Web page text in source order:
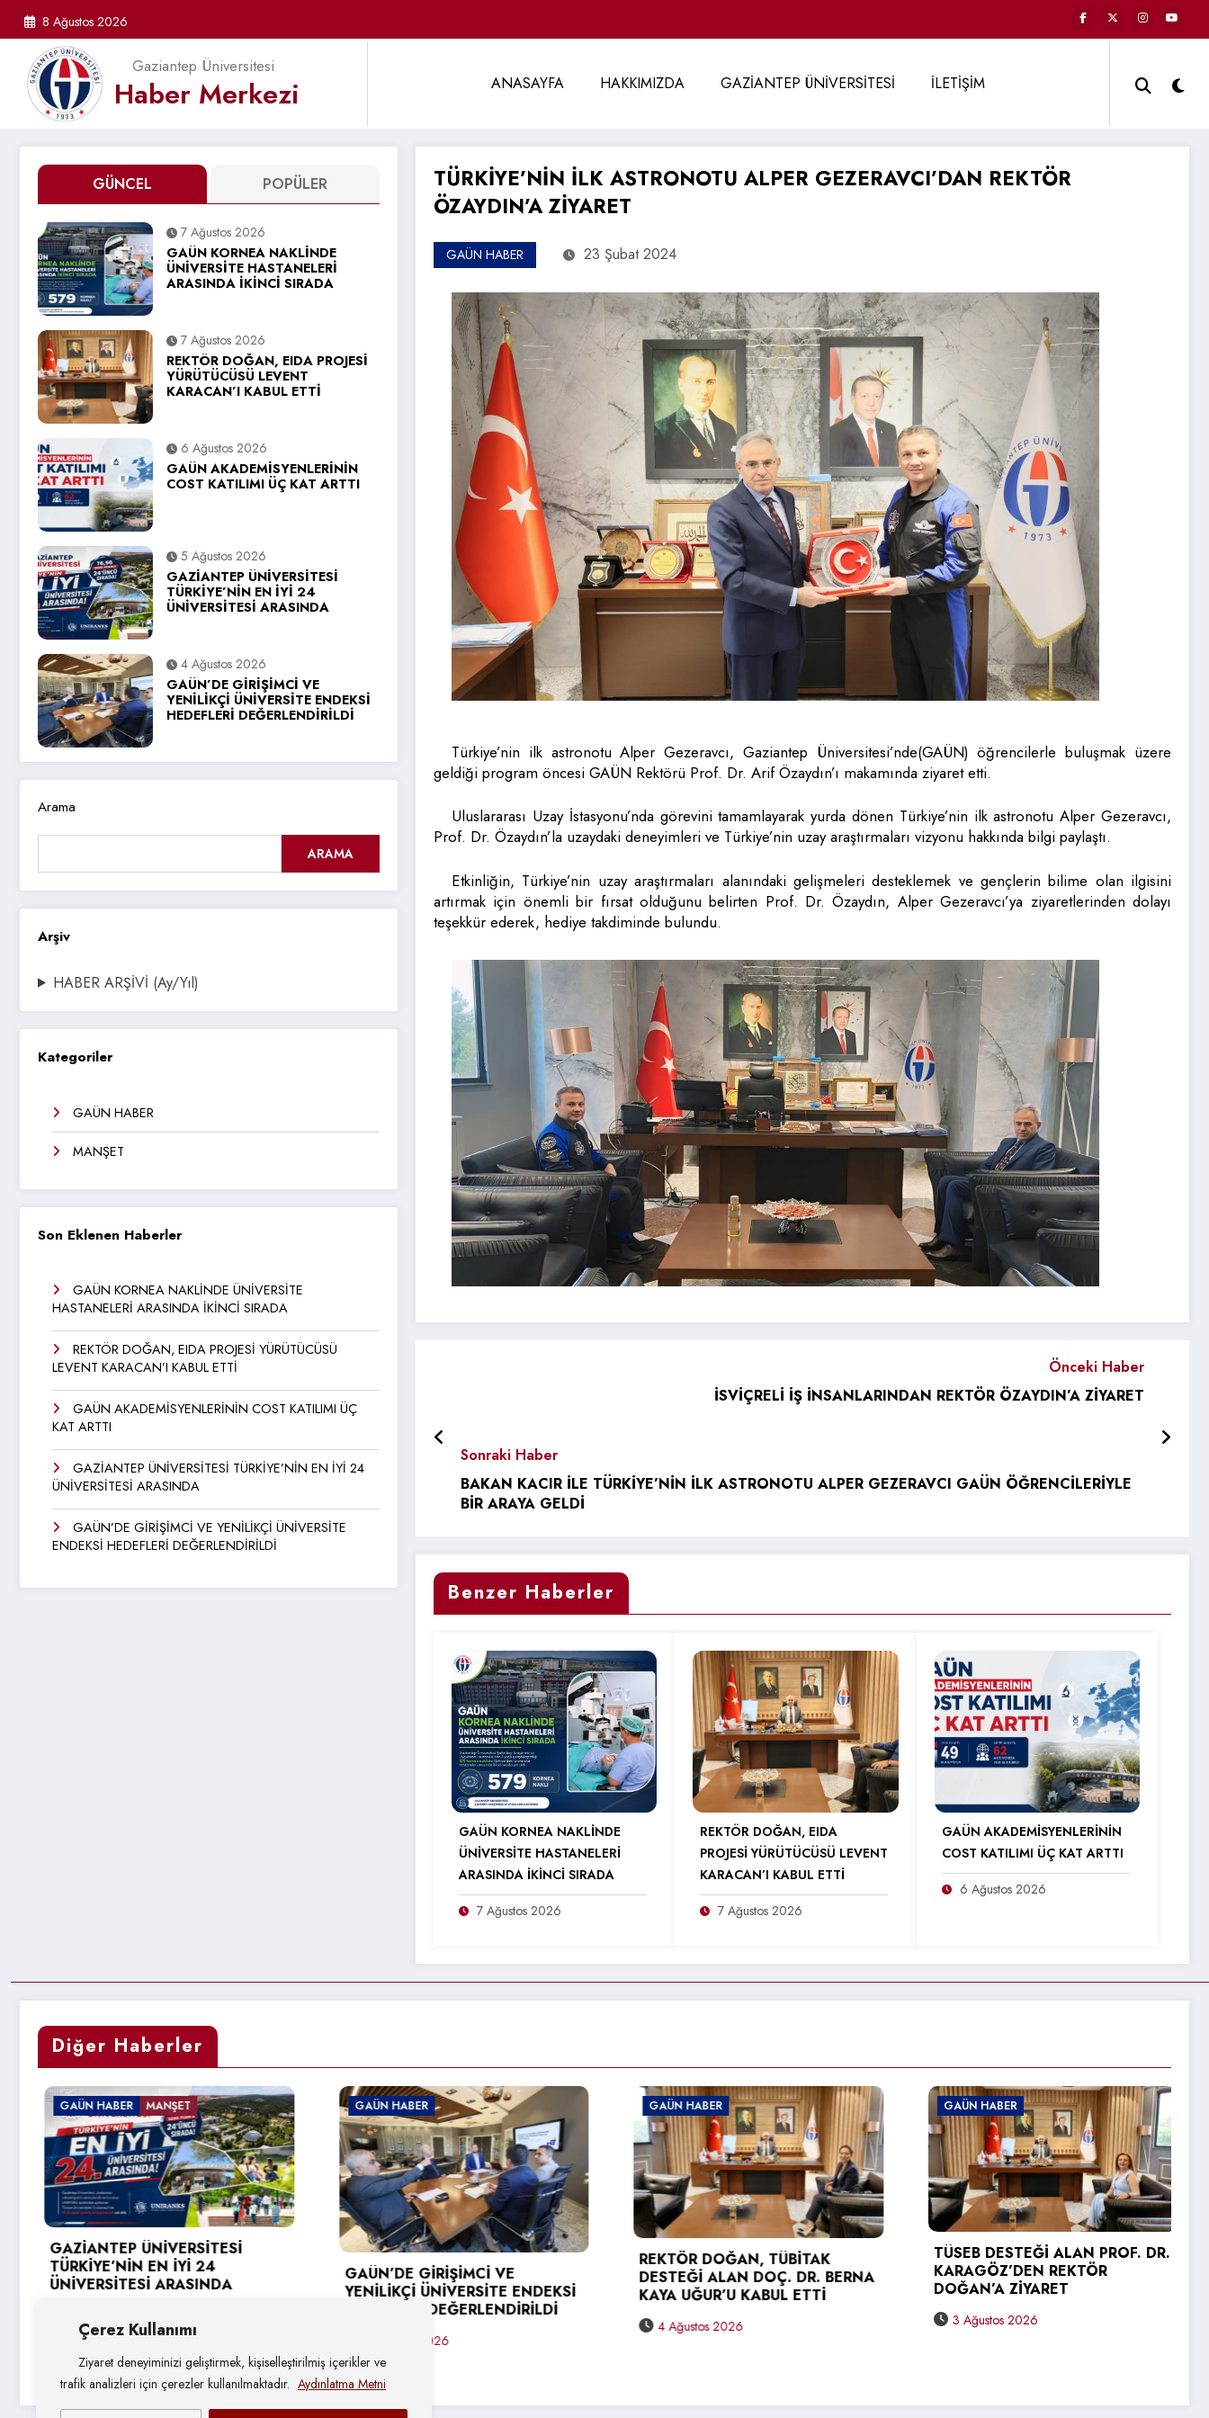
Çerez Kullanımı
Ziyaret deneyiminizi geliştirmek, kişiselleştirilmiş içerikler ve
trafik analizleri için çerezler kullanılmaktadır. Aydınlatma Metni
8 Ağustos 2026
Gaziantep Üniversitesi
Haber Merkezi ANASAYFA HAKKIMIZDA GAZİANTEP ÜNİVERSİTESİ İLETİŞİM
GÜNCEL POPÜLER
7 Ağustos 2026
GAÜN KORNEA NAKLİNDE
ÜNİVERSİTE HASTANELERİ
ARASINDA İKİNCİ SIRADA
7 Ağustos 2026
REKTÖR DOĞAN, EIDA PROJESİ
YÜRÜTÜCÜSÜ LEVENT
KARACAN’I KABUL ETTİ
6 Ağustos 2026
GAÜN AKADEMİSYENLERİNİN
COST KATILIMI ÜÇ KAT ARTTI
5 Ağustos 2026
GAZİANTEP ÜNİVERSİTESİ
TÜRKİYE’NİN EN İYİ 24
ÜNİVERSİTESİ ARASINDA
4 Ağustos 2026
GAÜN’DE GİRİŞİMCİ VE
YENİLİKÇİ ÜNİVERSİTE ENDEKSİ
HEDEFLERİ DEĞERLENDİRİLDİ
Arama
ARAMA
Arşiv
HABER ARŞİVİ (Ay/Yıl)
Kategoriler
GAÜN HABER
MANŞET
Son Eklenen Haberler
GAÜN KORNEA NAKLİNDE ÜNİVERSİTE
HASTANELERİ ARASINDA İKİNCİ SIRADA
REKTÖR DOĞAN, EIDA PROJESİ YÜRÜTÜCÜSÜ
LEVENT KARACAN’I KABUL ETTİ
GAÜN AKADEMİSYENLERİNİN COST KATILIMI ÜÇ
KAT ARTTI
GAZİANTEP ÜNİVERSİTESİ TÜRKİYE’NİN EN İYİ 24
ÜNİVERSİTESİ ARASINDA
GAÜN’DE GİRİŞİMCİ VE YENİLİKÇİ ÜNİVERSİTE
ENDEKSİ HEDEFLERİ DEĞERLENDİRİLDİ
TÜRKİYE’NİN İLK ASTRONOTU ALPER GEZERAVCI’DAN REKTÖR
ÖZAYDIN’A ZİYARET
GAÜN HABER 23 Şubat 2024
Türkiye’nin ilk astronotu Alper Gezeravcı, Gaziantep Üniversitesi’nde(GAÜN) öğrencilerle buluşmak üzere
geldiği program öncesi GAÜN Rektörü Prof. Dr. Arif Özaydın’ı makamında ziyaret etti.
Uluslararası Uzay İstasyonu’nda görevini tamamlayarak yurda dönen Türkiye’nin ilk astronotu Alper Gezeravcı,
Prof. Dr. Özaydın’la uzaydaki deneyimleri ve Türkiye’nin uzay araştırmaları vizyonu hakkında bilgi paylaştı.
Etkinliğin, Türkiye’nin uzay araştırmaları alanındaki gelişmeleri desteklemek ve gençlerin bilime olan ilgisini
artırmak için önemli bir fırsat olduğunu belirten Prof. Dr. Özaydın, Alper Gezeravcı’ya ziyaretlerinden dolayı
teşekkür ederek, hediye takdiminde bulundu.
Önceki Haber
İSVİÇRELİ İŞ İNSANLARINDAN REKTÖR ÖZAYDIN’A ZİYARET
Sonraki Haber
BAKAN KACIR İLE TÜRKİYE’NİN İLK ASTRONOTU ALPER GEZERAVCI GAÜN ÖĞRENCİLERİYLE
BİR ARAYA GELDİ
Benzer Haberler
GAÜN KORNEA NAKLİNDE
ÜNİVERSİTE HASTANELERİ
ARASINDA İKİNCİ SIRADA
7 Ağustos 2026
REKTÖR DOĞAN, EIDA
PROJESİ YÜRÜTÜCÜSÜ LEVENT
KARACAN’I KABUL ETTİ
7 Ağustos 2026
GAÜN AKADEMİSYENLERİNİN
COST KATILIMI ÜÇ KAT ARTTI
6 Ağustos 2026
Diğer Haberler
GAÜN HABER
GAÜN’DE GİRİŞİMCİ VE
YENİLİKÇİ ÜNİVERSİTE ENDEKSİ
4 Ağustos 2026
GAÜN HABER
REKTÖR DOĞAN, TÜBİTAK
DESTEĞİ ALAN DOÇ. DR. BERNA
KAYA UĞUR’U KABUL ETTİ
GAÜN HABER
TÜSEB DESTEĞİ ALAN PROF. DR.
KARAGÖZ’DEN REKTÖR
DOĞAN’A ZİYARET
3 Ağustos 2026
GAÜN HABER
GAÜN TEKNİK BİLİMLER
YÜKSEKOKULU’NDA